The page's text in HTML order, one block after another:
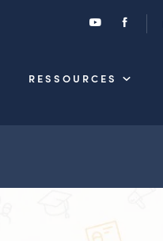
RESSOURCES